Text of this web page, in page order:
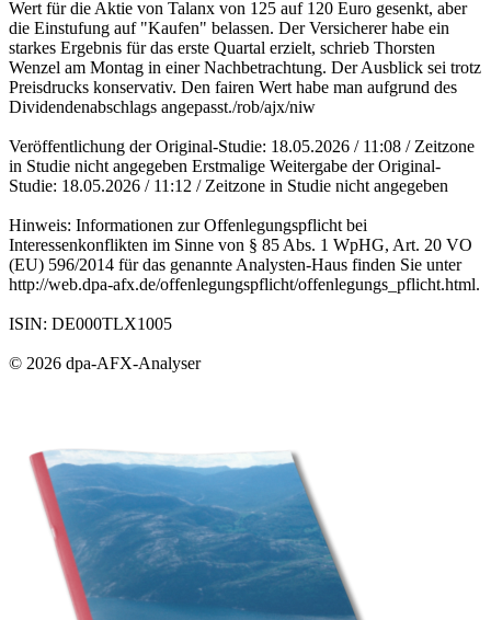
Wert für die Aktie von Talanx von 125 auf 120 Euro gesenkt, aber
die Einstufung auf "Kaufen" belassen. Der Versicherer habe ein
starkes Ergebnis für das erste Quartal erzielt, schrieb Thorsten
Wenzel am Montag in einer Nachbetrachtung. Der Ausblick sei trotz
Preisdrucks konservativ. Den fairen Wert habe man aufgrund des
Dividendenabschlags angepasst./rob/ajx/niw
Veröffentlichung der Original-Studie: 18.05.2026 / 11:08 / Zeitzone
in Studie nicht angegeben Erstmalige Weitergabe der Original-
Studie: 18.05.2026 / 11:12 / Zeitzone in Studie nicht angegeben
Hinweis: Informationen zur Offenlegungspflicht bei
Interessenkonflikten im Sinne von § 85 Abs. 1 WpHG, Art. 20 VO
(EU) 596/2014 für das genannte Analysten-Haus finden Sie unter
http://web.dpa-afx.de/offenlegungspflicht/offenlegungs_pflicht.html.
ISIN: DE000TLX1005
© 2026 dpa-AFX-Analyser